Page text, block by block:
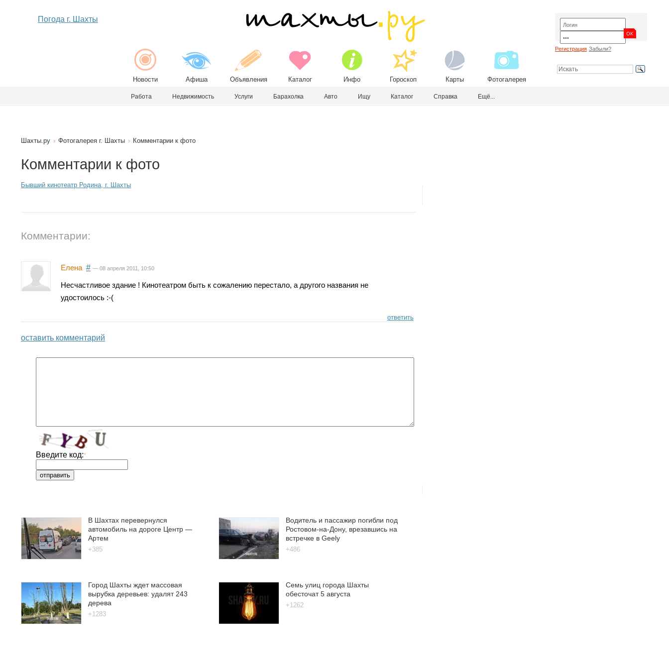
Погода г. Шахты
Новости Афиша Объявления Каталог Инфо Гороскоп Карты Фотогалерея
Регистрация Забыли?
Работа Недвижимость Услуги Барахолка Авто Ищу Каталог Справка Ещё...
Шахты.ру Фотогалерея г. Шахты Комментарии к фото
Комментарии к фото
Бывший кинотеатр Родина, г. Шахты
Комментарии:
Елена # — 08 апреля 2011, 10:50
Несчастливое здание ! Кинотеатром быть к сожалению перестало, а другого названия не
удостоилось :-(
ответить
оставить комментарий
Введите код:*
В Шахтах перевернулся
автомобиль на дороге Центр —
Артем
+385
Водитель и пассажир погибли под
Ростовом-на-Дону, врезавшись на
встречке в Geely
+486
Город Шахты ждет массовая
вырубка деревьев: удалят 243
дерева
+1283
Семь улиц города Шахты
обесточат 5 августа
+1262